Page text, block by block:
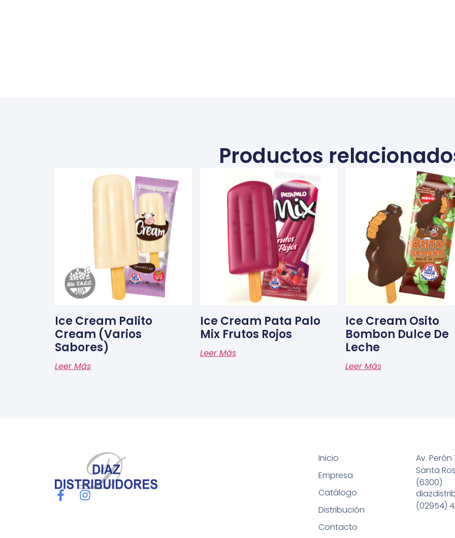
Productos
Ice Cream Palito
Cream (varios
Sabores)
Leer Más
Ice Cream Pata Palo
Mix Frutos Rojos
Leer Más
Ice Cream Osito
Bombon Dulce De
Leche
Leer Más
Inicio
Empresa
Catálogo
Distribución
Contacto
Av. Perón
Santa
(6300)
(02954)